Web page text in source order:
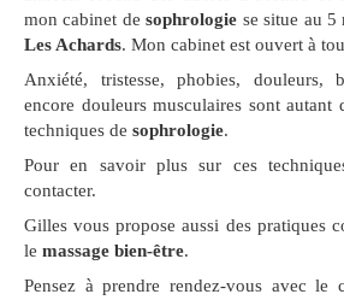
mon cabinet desophrologie se situe au 5
Les Achards. Mon cabinet est ouvert à
Anxiété, tristesse, phobies, douleurs,
encore douleurs musculaires sont autant
techniques de sophrologie.
Pour en savoir plus sur ces
contacter.
Gilles vous propose aussi des pratiques
le massage bien-être.
Pensez à prendre rendez-vous avec le